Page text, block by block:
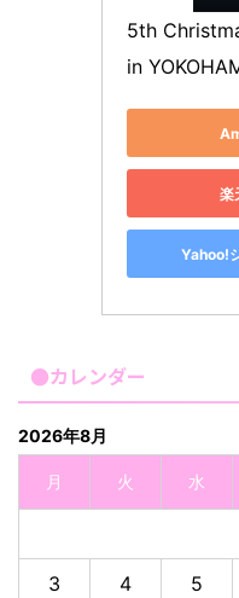
5th
in
楽
Yahoo!
●カレンダー
2026年8月
月 火 水
3 4 5